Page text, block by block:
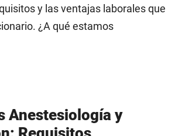
y las ventajas laborales que
¿A qué estamos
Anestesiología y